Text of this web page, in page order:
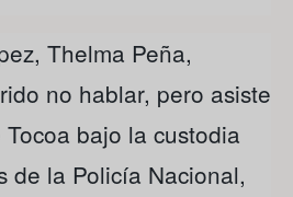
Thelma Peña,
no hablar, pero asiste
bajo la custodia
de la Policía Nacional,